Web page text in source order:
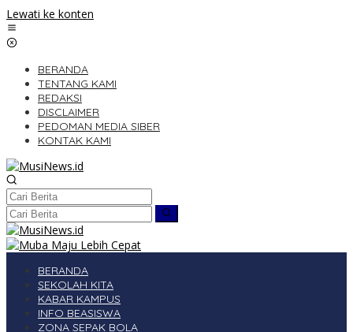
Lewati ke konten
BERANDA
TENTANG KAMI
REDAKSI
DISCLAIMER
PEDOMAN MEDIA SIBER
KONTAK KAMI
BERANDA
SEKOLAH KITA
KABAR KAMPUS
INFO BEASISWA
ZONA SEPAK BOLA